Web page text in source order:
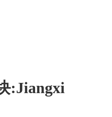
:Jiangxi